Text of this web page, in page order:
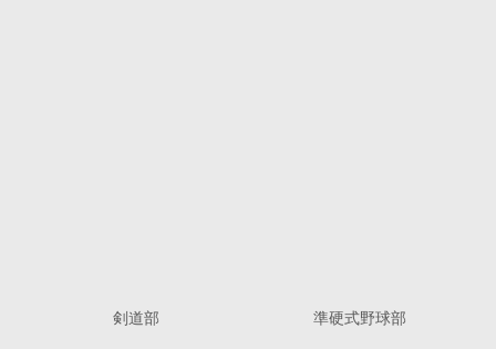
剣道部 準硬式野球部